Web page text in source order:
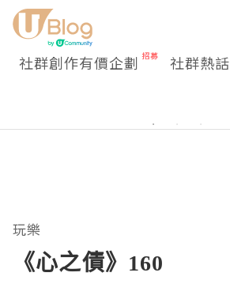
社群創作有價企劃 社群熱話
玩樂
《心之債》160